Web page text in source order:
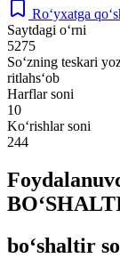
Ro‘yxatga
Saytdagi o‘rni
5275
So‘zning teskari
ritlahs‘ob
Harflar soni
10
Ko‘rishlar soni
244
bo‘shaltir